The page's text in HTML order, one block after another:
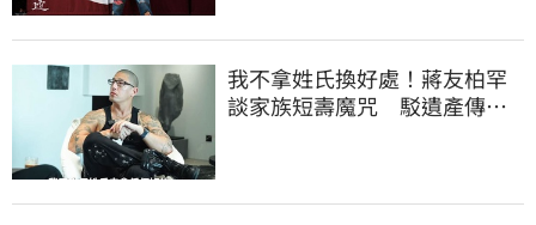
我不拿姓氏換好處！蔣友柏罕
談家族短壽魔咒 駁遺產傳